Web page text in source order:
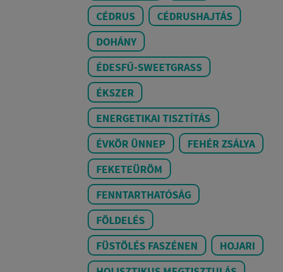
CÉDRUS
CÉDRUSHAJTÁS
DOHÁNY
ÉDESFŰ-SWEETGRASS
ÉKSZER
ENERGETIKAI TISZTÍTÁS
ÉVKÖR ÜNNEP
FEHÉR ZSÁLYA
FEKETEÜRÖM
FENNTARTHATÓSÁG
FÖLDELÉS
FÜSTÖLÉS FASZÉNEN
HOJARI